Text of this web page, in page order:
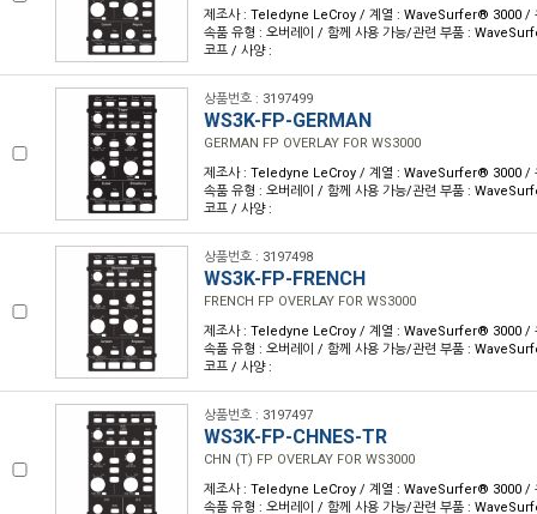
제조사 : Teledyne LeCroy / 계열 : WaveSurfer® 3000 /
속품 유형 : 오버레이 / 함께 사용 가능/관련 부품 :
코프 / 사양 :
상품번호 : 3197499
WS3K-FP-GERMAN
GERMAN FP OVERLAY FOR WS3000
제조사 : Teledyne LeCroy / 계열 : WaveSurfer® 3000 /
속품 유형 : 오버레이 / 함께 사용 가능/관련 부품 :
코프 / 사양 :
상품번호 : 3197498
WS3K-FP-FRENCH
FRENCH FP OVERLAY FOR WS3000
제조사 : Teledyne LeCroy / 계열 : WaveSurfer® 3000 /
속품 유형 : 오버레이 / 함께 사용 가능/관련 부품 :
코프 / 사양 :
상품번호 : 3197497
WS3K-FP-CHNES-TR
CHN (T) FP OVERLAY FOR WS3000
제조사 : Teledyne LeCroy / 계열 : WaveSurfer® 3000 /
속품 유형 : 오버레이 / 함께 사용 가능/관련 부품 :